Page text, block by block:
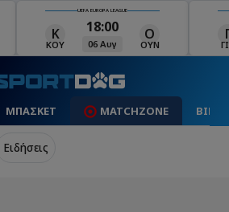
UEFA EUROPA LEAGUE
ΓΙΑ
19:00
06 Αυγ
Ρ
ΡΈΙ ΜΑΚ
ΜΠΑΣΚΕΤ MATCHZONE
Ειδήσεις